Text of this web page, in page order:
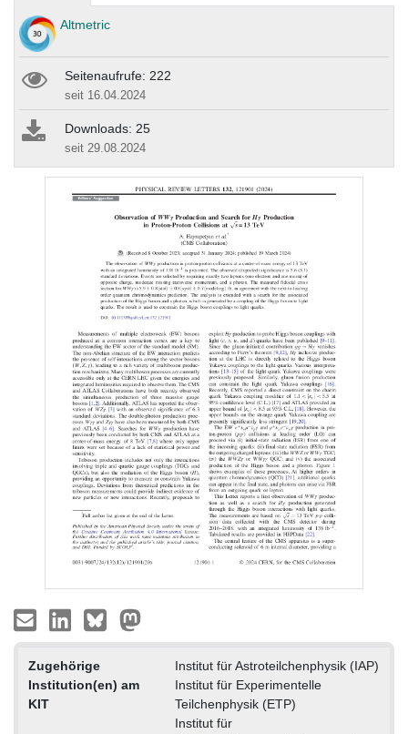
Altmetric
Seitenaufrufe: 222
seit 16.04.2024
Downloads: 25
seit 29.08.2024
Zugehörige
Institution(en) am
KIT
Institut für Astroteilchenphysik (IAP)
Institut für Experimentelle
Teilchenphysik (ETP)
Institut für